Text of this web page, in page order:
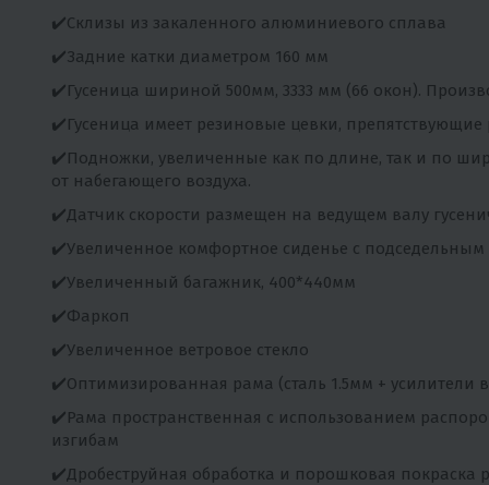
✔️Склизы из закаленного алюминиевого сплава
✔️Задние катки диаметром 160 мм
✔️Гусеница шириной 500мм, 3333 мм (66 окон).
✔️Гусеница имеет резиновые цевки, препятствующие
✔️Подножки, увеличенные как по длине, так и по
от набегающего воздуха.
✔️Датчик скорости размещен на ведущем валу
✔️Увеличенное комфортное сиденье с
✔️Увеличенный багажник, 400*440мм
✔️Фаркоп
✔️Увеличенное ветровое стекло
✔️Оптимизированная рама (сталь 1.5мм + усилители
✔️Рама пространственная с использованием
изгибам
✔️Дробеструйная обработка и порошковая покраска